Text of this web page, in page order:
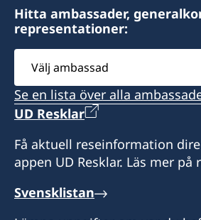
Søren Hammer Westmark
konsulatet i förväg. Passet
mot uppvisande av kvitto.
Pris: 231 DKK
Kto: 4394 – 4394145122
Inbetalningen markeras med
12-1372.
Klaus Kisum Kjær
Mette Rude Clemmensen
överenskommelse – ring eller
avtala tid inför ditt besök.
Marie Louise Frederiksen
Fredag kl. 09.00 - 14.00.
Honorärkonsul
Lone Rømø
Konsulatet är öppet enligt
Honorärkonsul
Jens Hempel-Hansen
Konsulatet tar emot besök
överenskommelse – ring eller
och avtala tid inför ditt besök.
Honorärkonsul
Jacob Bjerring-Hansen
Sveriges honorära
Honorär Generalkonsul Birgit á
Postmoga 164 FO-110
Tórshavn
Färöarna
Måndag-fredag kl. 09.00 -
Honorär generalkonsul
Birgit á Heygum
Hitta ambassader,
representationer:
Välj
ambassad
Se en lista över alla
UD Resklar
Få aktuell reseinformation
appen UD Resklar. Läs mer på
Svensklistan